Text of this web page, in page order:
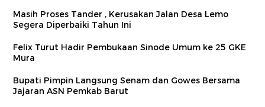
Masih Proses Tander , Kerusakan Jalan Desa Lemo
Segera Diperbaiki Tahun Ini
Felix Turut Hadir Pembukaan Sinode Umum ke 25 GKE
Mura
Bupati Pimpin Langsung Senam dan Gowes Bersama
Jajaran ASN Pemkab Barut